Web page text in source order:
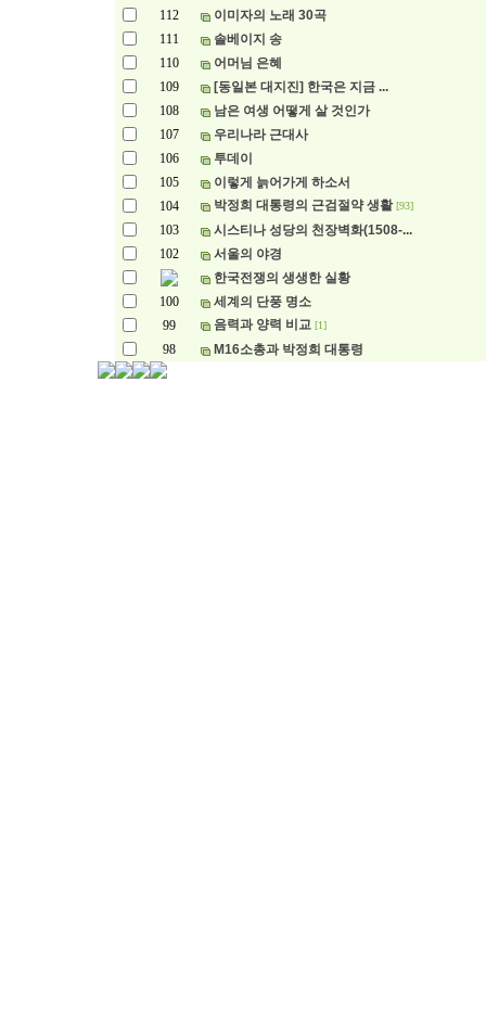
112
이미자의 노래 30곡
111
솔베이지 송
110
어머님 은혜
109
[동일본 대지진] 한국은 지금 ...
108
남은 여생 어떻게 살 것인가
107
우리나라 근대사
106
투데이
105
이렇게 늙어가게 하소서
104
박정희 대통령의 근검절약 생활 [93]
103
시스티나 성당의 천장벽화(1508-...
102
서울의 야경
한국전쟁의 생생한 실황
100
세계의 단풍 명소
99
음력과 양력 비교 [1]
98 M16소총과 박정희 대통령